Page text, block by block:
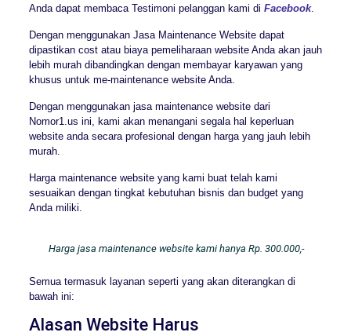
Anda dapat membaca Testimoni pelanggan kami di Facebook.
Dengan menggunakan Jasa Maintenance Website dapat
dipastikan cost atau biaya pemeliharaan website Anda akan jauh
lebih murah dibandingkan dengan membayar karyawan yang
khusus untuk me-maintenance website Anda.
Dengan menggunakan jasa maintenance website dari
Nomor1.us ini, kami akan menangani segala hal keperluan
website anda secara profesional dengan harga yang jauh lebih
murah.
Harga maintenance website yang kami buat telah kami
sesuaikan dengan tingkat kebutuhan bisnis dan budget yang
Anda miliki.
Harga jasa maintenance website kami hanya Rp. 300.000,-
Semua termasuk layanan seperti yang akan diterangkan di
bawah ini:
Alasan Website Harus